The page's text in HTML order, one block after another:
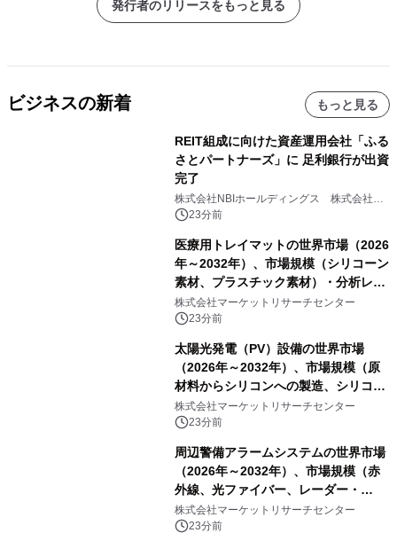
発行者のリリースをもっと見る
ビジネスの新着 もっと見る
REIT組成に向けた資産運用会社「ふる
さとパートナーズ」に 足利銀行が出資
完了
株式会社NBIホールディングス 株式会社
PROSPER
23分前
医療用トレイマットの世界市場（2026
年～2032年）、市場規模（シリコーン
素材、プラスチック素材）・分析レポ
ートを発表
株式会社マーケットリサーチセンター
23分前
太陽光発電（PV）設備の世界市場
（2026年～2032年）、市場規模（原
材料からシリコンへの製造、シリコン
からインゴットへの製造、インゴット
からウェハーへの製造、ウェハーから
の製造）・分析レポートを発表
株式会社マーケットリサーチセンター
23分前
周辺警備アラームシステムの世界市場
（2026年～2032年）、市場規模（赤
外線、光ファイバー、レーダー・
LiDAR、マイクロ波バリア、その
他）・分析レポートを発表
株式会社マーケットリサーチセンター
23分前